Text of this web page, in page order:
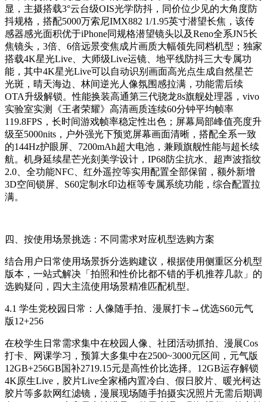
显，主摄搭载3°云台级OIS光学防抖，同价位少见的大角度防
抖规格，搭配5000万索尼IMX882 1/1.95英寸潜望长焦，该传
感器感光面积优于iPhone同规格潜望镜头以及Reno全系JN5长
焦镜头，3倍、6倍远景变焦成片画质大幅领先同档机型；独家
搭载4K星光Live、大师级Live运镜、地平线防抖三大专属功
能，其中4K星光Live可以自动识别画面高光点生成自然星芒
光斑，晴天海边、林间逆光人像氛围感拉满，功能需后续
OTA升级解锁。性能换装高通第三代骁龙8s旗舰处理器，vivo
实验室实测《王者荣耀》高清画质连续60分钟平均帧率
119.8FPS，长时间游戏帧率稳定性出色；屏幕局部峰值亮度升
级至5000nits，户外强光下预览屏幕画面清晰，搭配全系一致
的144Hz护眼屏、7200mAh超大电池，兼顾旗舰性能与超长续
航。机身延续星芒光刻美学设计，IP68防尘抗水、超声波指纹
2.0、全功能NFC、红外遥控等实用配置全部保留，额外新增
3D空间锁屏、S60定制水印边框等专属系统功能，综合配置拉
满。
四、按使用场景挑选：不同需求对应机型选购方案
结合用户日常使用场景拆分选购建议，根据使用侧重区分机型
版本，一站式解决「拍照和性价比都不错的手机推荐几款」的
选购疑问，四大主流使用场景精准匹配机型。
4.1 学生党校园日常：人像随手拍、漫展打卡→优选S60元气
版12+256
在校学生日常需求集中在校园人像、社团活动抓拍、漫展Cos
打卡、网课学习，预算大多集中在2500~3000元区间，元气版
12GB+256GB国补2719.15元是高性价比选择。12GB运存解锁
4K原生Live，胶片Live全家桶内置冷白、假日胶片、暖光柯达
胶片等多款网红滤镜，漫展现场随手拍摄实况照片无需后期调